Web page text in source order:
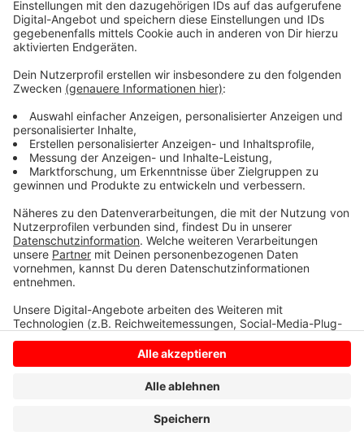
fällt der Verkauf wieder flach. Immerhin bereiten
immer mehr Menschen zuhause Spargel zu. Ein Kilo
Spargel kostet derzeit zwischen 10 und 15 Euro.
finden Sie Infos zu heimischem Gemüse.
Anzeige